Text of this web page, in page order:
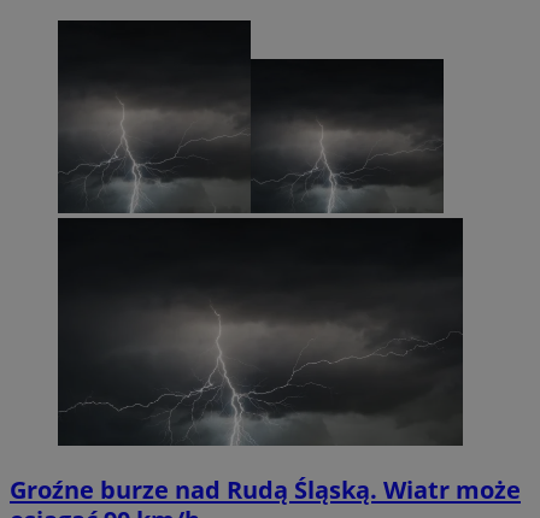
Groźne burze nad Rudą Śląską. Wiatr może